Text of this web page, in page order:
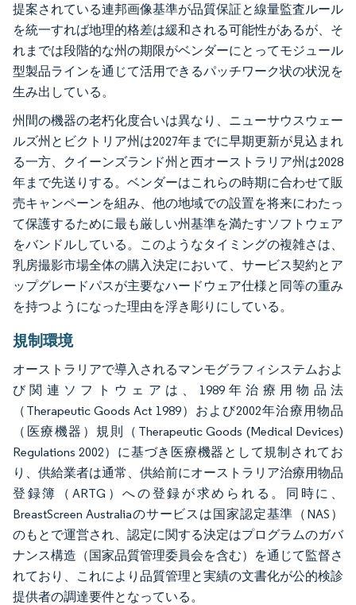
提案されている連邦画像基準が品質保証と線量監査ルール
を統一すれば地理的格差は緩和される可能性があるが、そ
れまでは段階的な州の期限がベンダーにとってモジュール
型製品ラインを通じて活用できるパッチワーク状の状況を
生み出している。
州間の機器の老朽化度合いは異なり、ニューサウスウェー
ルズ州とビクトリア州は2027年までに早期更新が見込まれ
る一方、クイーンズランド州と西オーストラリア州は2028
年まで先送りする。ベンダーはこれらの時期に合わせて販
売キャンペーンを組み、他の地域での設置を将来にわたっ
て保護するために最も厳しい州基準を満たすソフトウェア
をバンドルしている。このようなタイミングの複雑さは、
乳房撮影市場全体の購入決定において、サービス契約とア
ップグレードパスが主要なハードウェア仕様と同等の重み
を持つようになった理由を浮き彫りにしている。
規制環境
オーストラリアで導入されるマンモグラフィシステムおよ
び関連ソフトウェアは、1989年治療用物品法
（Therapeutic Goods Act 1989）および2002年治療用物品
（医療機器）規則（Therapeutic Goods (Medical Devices)
Regulations 2002）に基づき医療機器として規制されてお
り、供給業者は通常、供給前にオーストラリア治療用物品
登録簿（ARTG）への登録が求められる。同時に、
BreastScreen Australiaのサービスは国家認定基準（NAS）
のもとで運営され、認定に関する決定はプログラムのガバ
ナンス構造（国家品質管理委員会を含む）を通じて監督さ
れており、これにより品質管理と実績の文書化が公的検診
提供者の調達要件となっている。